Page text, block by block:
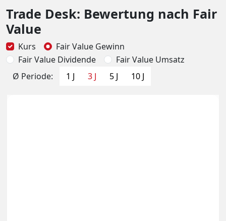
Trade Desk: Bewertung nach Fair
Value
Kurs
Fair Value Gewinn
Fair Value Dividende
Fair Value Umsatz
Ø Periode:
1 J 3 J 5 J 10 J